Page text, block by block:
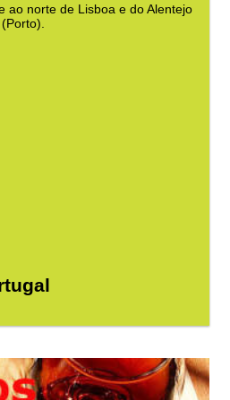
ao norte de Lisboa e do Alentejo